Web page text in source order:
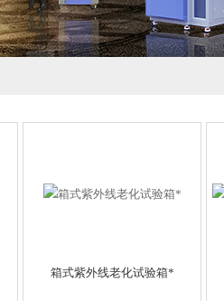
箱式紫外线老化试验箱*